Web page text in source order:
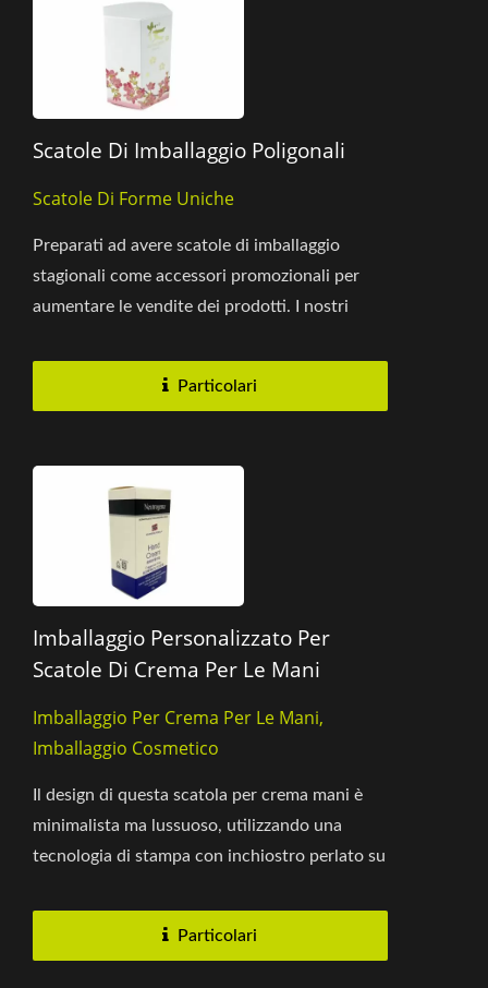
Scatole Di Imballaggio Poligonali
Scatole Di Forme Uniche
Preparati ad avere scatole di imballaggio
stagionali come accessori promozionali per
aumentare le vendite dei prodotti. I nostri
Particolari
Imballaggio Personalizzato Per
Scatole Di Crema Per Le Mani
Imballaggio Per Crema Per Le Mani,
Imballaggio Cosmetico
Il design di questa scatola per crema mani è
minimalista ma lussuoso, utilizzando una
tecnologia di stampa con inchiostro perlato su
Particolari